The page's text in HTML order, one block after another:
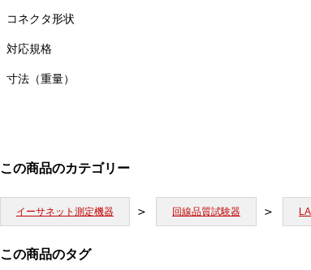
コネクタ形状
対応規格
寸法（重量）
この商品のカテゴリー
イーサネット測定機器 回線品質試験器
この商品のタグ